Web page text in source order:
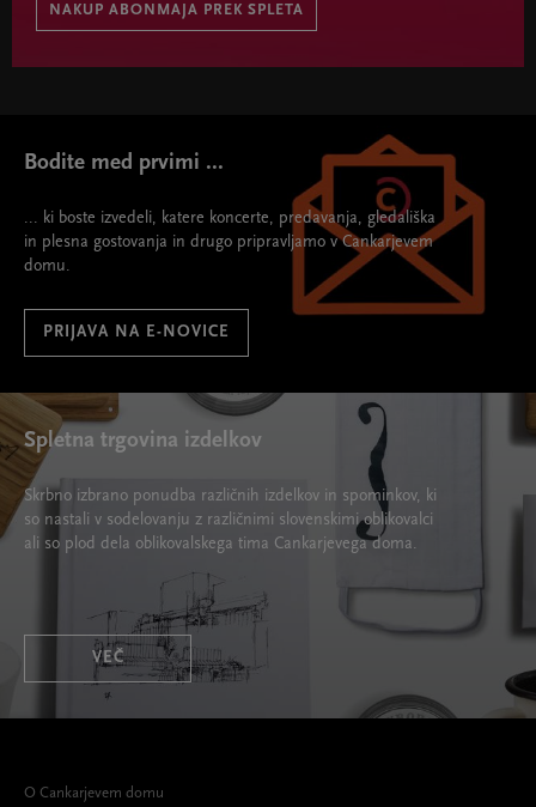
NAKUP ABONMAJA PREK SPLETA
Bodite med prvimi ...
... ki boste izvedeli, katere koncerte, predavanja, gledališka
in plesna gostovanja in drugo pripravljamo v Cankarjevem
domu.
PRIJAVA NA E-NOVICE
Spletna trgovina izdelkov
Skrbno izbrano ponudba različnih izdelkov in spominkov, ki
so nastali v sodelovanju z različnimi slovenskimi oblikovalci
ali so plod dela oblikovalskega tima Cankarjevega doma.
VEČ
O Cankarjevem domu